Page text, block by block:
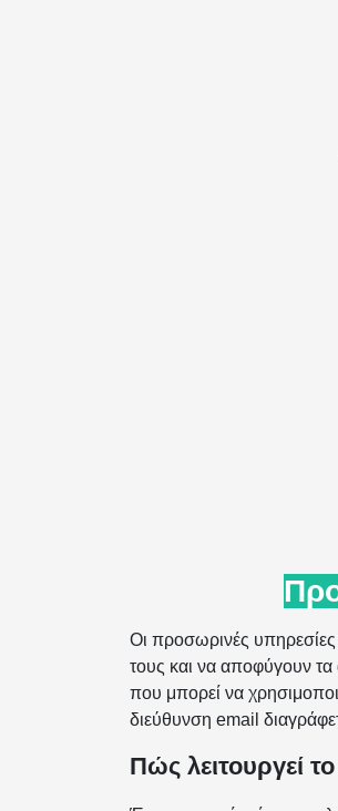
Οι προσωρινές
τους και να αποφύγουν τα
που μπορεί να
διεύθυνση email
Πώς λειτουργεί